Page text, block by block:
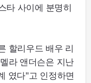
타 사이에 분명히
할리우드 배우 리
라 앤더슨은 지난
였다"고 인정하면